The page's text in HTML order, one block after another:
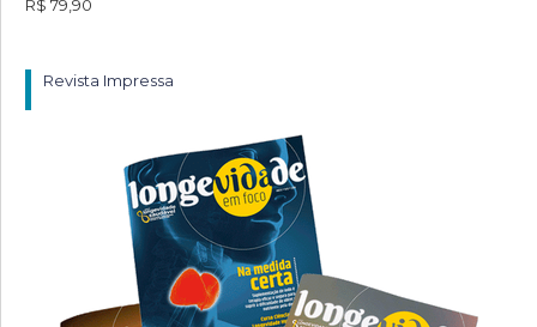
R$ 79,90
Revista Impressa